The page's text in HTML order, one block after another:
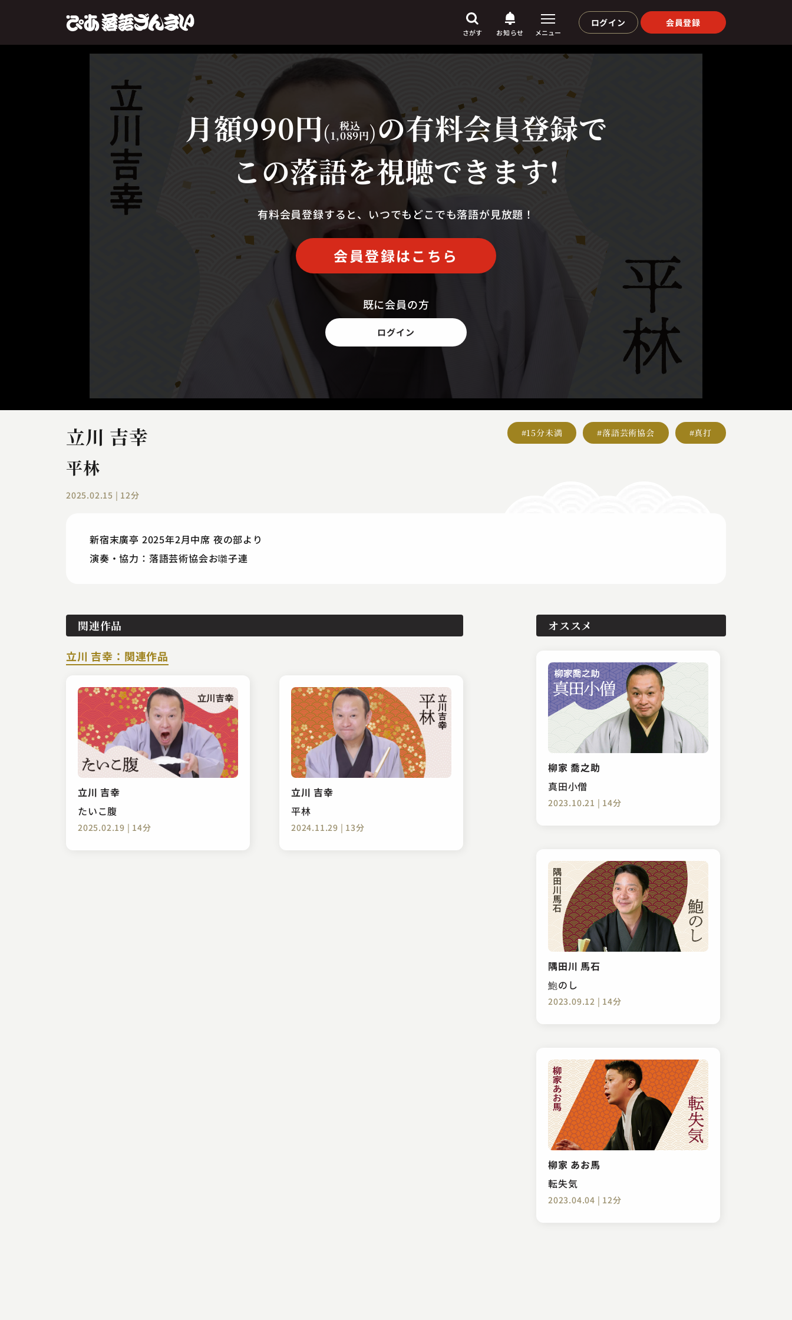
さがす
芸人からさがす
演目
上演時間からさがす
お知らせ メニュー
ログイン 会員登録
月額990円( 税込
1,089円)の有料会員登録で
この落語を視聴できます!
有料会員登録すると、いつでもどこでも落語が見放題！
会員登録はこちら
既に会員の方
ログイン
立川 吉幸
平林
2025.02.15 | 12分
#15分未満 #落語芸術協会 #真打
新宿末廣亭 2025年2月中席 夜の部より
演奏・協力：落語芸術協会お囃子連
関連作品
立川 吉幸：関連作品
立川 吉幸
たいこ腹
2025.02.19 | 14分
立川 吉幸
平林
2024.11.29 | 13分
オススメ
柳家 喬之助
真田小僧
2023.10.21 | 14分
隅田川 馬石
鮑のし
2023.09.12 | 14分
柳家 あお馬
転失気
2023.04.04 | 12分